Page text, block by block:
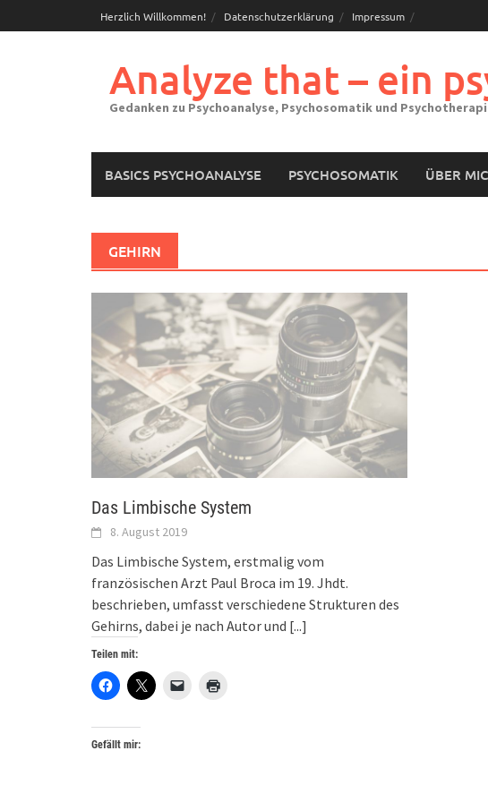
to
Herzlich Willkommen! Datenschutzerklärung Impressum
Analyze that – ein
Gedanken zu Psychoanalyse, Psychosomatik und
BASICS PSYCHOANALYSE PSYCHOSOMATIK ÜBER
GEHIRN
Das Limbische System
8. August 2019
Das Limbische System, erstmalig vom
französischen Arzt Paul Broca im 19. Jhdt.
beschrieben, umfasst verschiedene Strukturen des
Gehirns, dabei je nach Autor und [...]
Teilen mit:
Gefällt mir: